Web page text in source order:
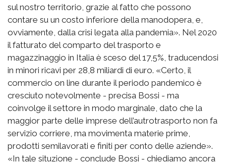
sul nostro territorio, grazie al fatto che possono
contare su un costo inferiore della manodopera, e,
ovviamente, dalla crisi legata alla pandemia». Nel 2020
il fatturato del comparto del trasporto e
magazzinaggio in Italia è sceso del 17,5%, traducendosi
in minori ricavi per 28,8 miliardi di euro. «Certo, il
commercio on line durante il periodo pandemico è
cresciuto notevolmente - precisa Bossi - ma
coinvolge il settore in modo marginale, dato che la
maggior parte delle imprese dell’autrotrasporto non fa
servizio corriere, ma movimenta materie prime,
prodotti semilavorati e finiti per conto delle aziende».
«In tale situzione - conclude Bossi - chiediamo ancora